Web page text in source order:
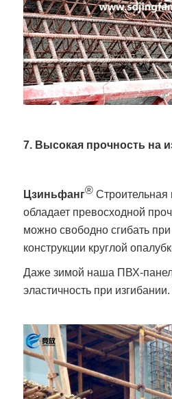
7. Высокая прочность на
Цзиньфанг® Строительная
обладает превосходной
можно свободно сгибать
конструкции круглой
Даже зимой наша ПВХ-
эластичность при